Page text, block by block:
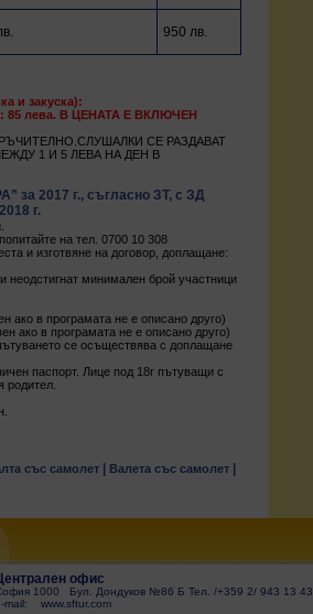
950 лв.
и закуска):
: 85 лева. В ЦЕНАТА Е ВКЛЮЧЕН
СЕ РАЗДАВАТ
1 И 5 ЛЕВА НА ДЕН В
за 2017 г., съгласно ЗТ, с ЗД
г.
на тел. 0700 10 308
и изготвяне на договор, доплащане:
неодстигнат минимален брой участници
ако в програмата не е описано друго)
ако в програмата не е описано друго)
се осъществява с доплащане
паспорт. Лице под 18г пътуващи с
родител.
със самолет Валета със самолет
офис
1000 Бул. Дондуков №86 Б Тел. /+359 2/ 943 13 43
mail: www.sftur.com